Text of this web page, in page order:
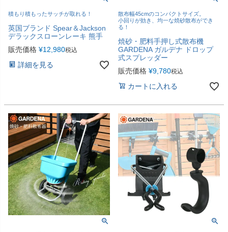
積もり積もったサッチが取れる！
英国ブランド Spear＆Jackson
デラックスローンレーキ 熊手
販売価格 ¥12,980税込
詳細を見る
散布幅45cmのコンパクトサイズ。
小回りが効き、均一な焼砂散布ができ
る！
焼砂・肥料手押し式散布機
GARDENA ガルデナ ドロップ
式スプレッダー
販売価格 ¥9,780税込
カートに入れる